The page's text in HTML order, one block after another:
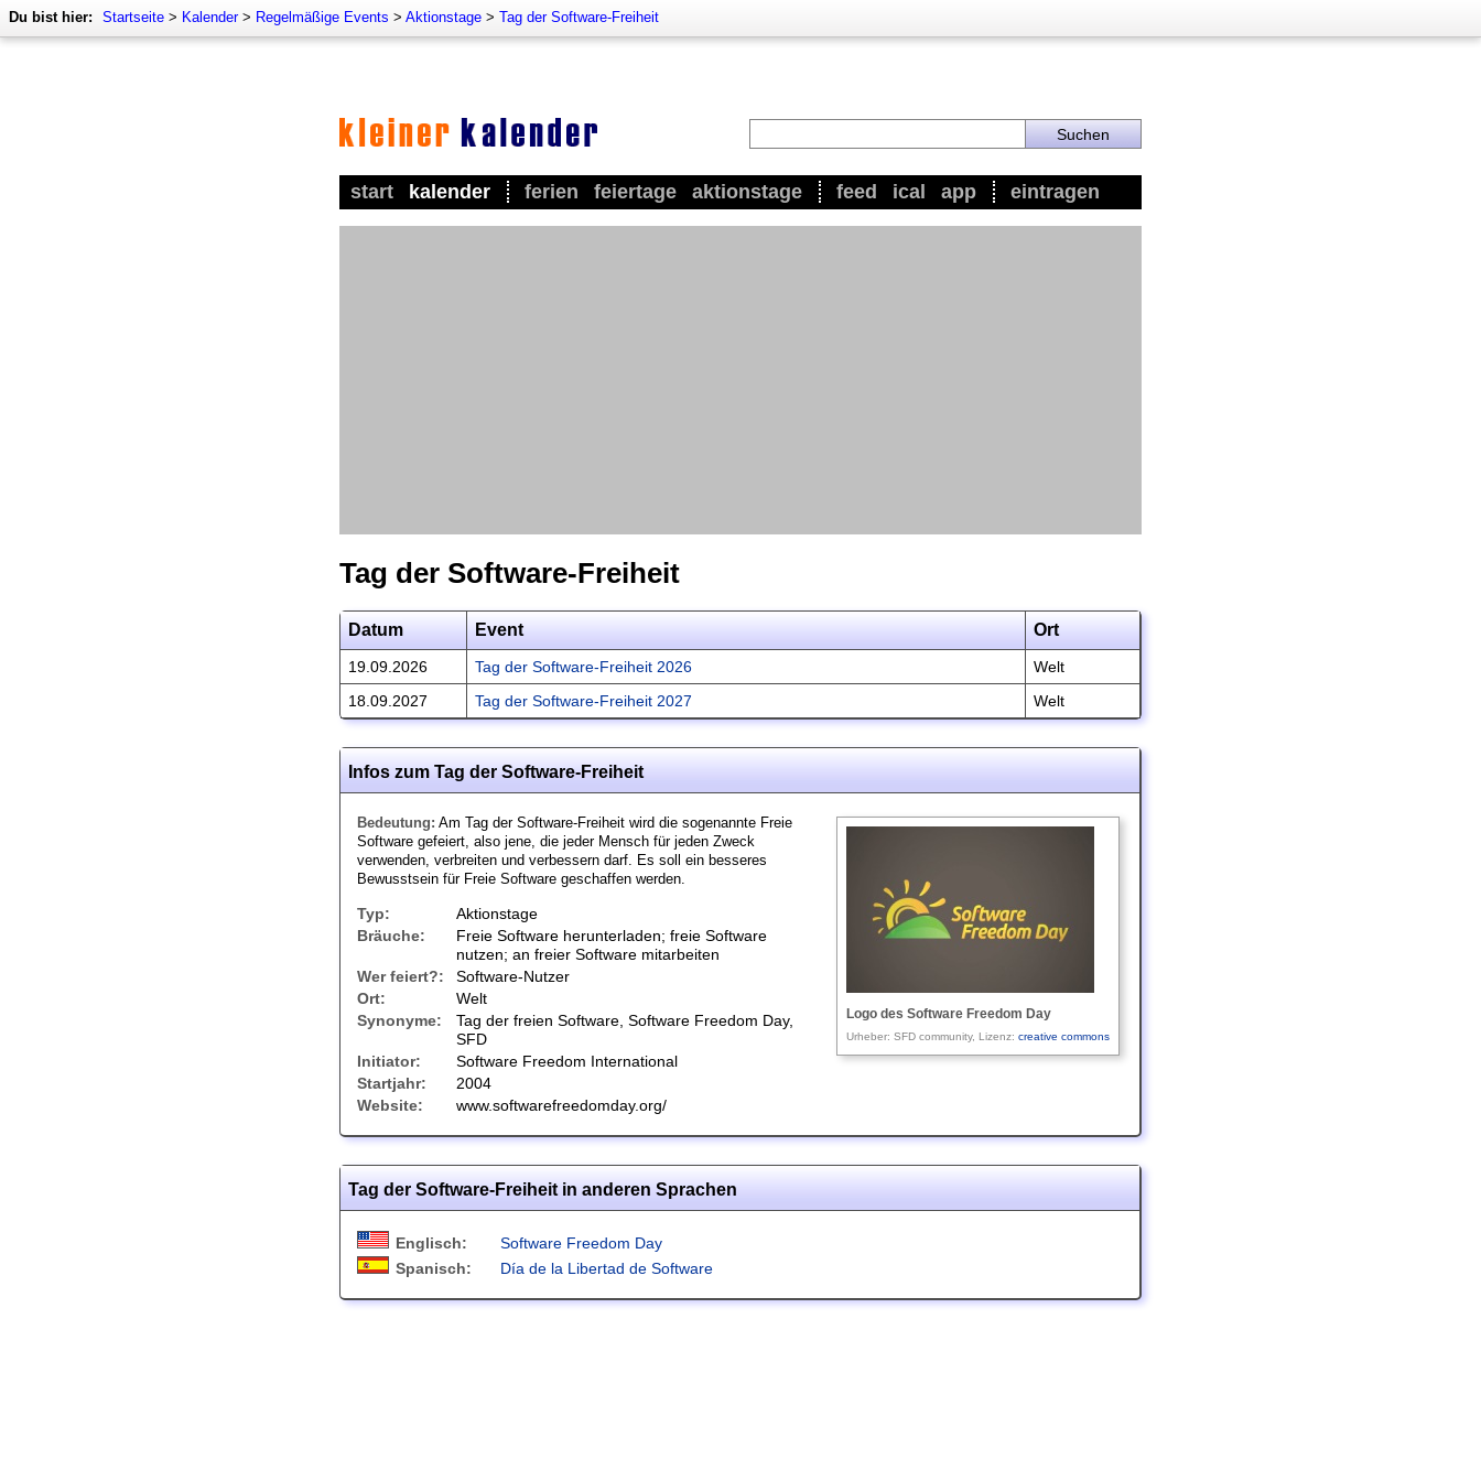
Du bist hier: Startseite > Kalender> Regelmäßige Events > Aktionstage > Tag der Software-Freiheit
start kalender ferien feiertage aktionstage feed ical app eintragen
Tag der Software-Freiheit
Datum Event Ort
19.09.2026 Tag der Software-Freiheit 2026
Welt
18.09.2027
Tag der Software-Freiheit 2027 Welt
Infos zum Tag der Software-Freiheit
Logo des Software Freedom Day
Urheber: SFD community, Lizenz: creative commons
Bedeutung: Am Tag der Software-Freiheit wird die sogenannte Freie
Software gefeiert, also jene, die jeder Mensch für jeden Zweck
verwenden, verbreiten und verbessern darf. Es soll ein besseres
Bewusstsein für Freie Software geschaffen werden.
Typ:
Aktionstage
Bräuche:
Freie Software herunterladen; freie Software
nutzen; an freier Software mitarbeiten
Wer feiert?:
Software-Nutzer
Ort:
Welt
Synonyme:
Tag der freien Software, Software Freedom Day,
SFD
Initiator:
Software Freedom International
Startjahr:
2004
Website:
www.softwarefreedomday.org/
Tag der Software-Freiheit in anderen Sprachen
Englisch:
Software Freedom Day
Spanisch:
Día de la Libertad de Software